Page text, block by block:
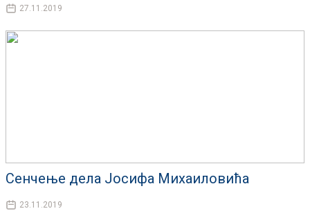
27.11.2019
Сенчење дела Јосифа Михаиловића
23.11.2019